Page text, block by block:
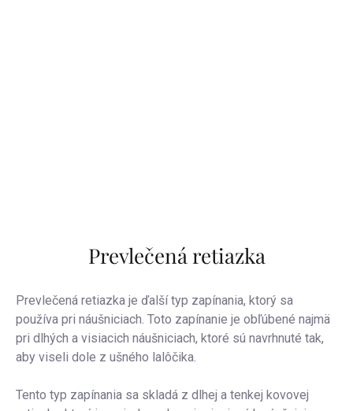
Prevlečená retiazka
Prevlečená retiazka je ďalší typ zapínania, ktorý sa
používa pri náušniciach. Toto zapínanie je obľúbené najmä
pri dlhých a visiacich náušniciach, ktoré sú navrhnuté tak,
aby viseli dole z ušného lalôčika.
Tento typ zapínania sa skladá z dlhej a tenkej kovovej